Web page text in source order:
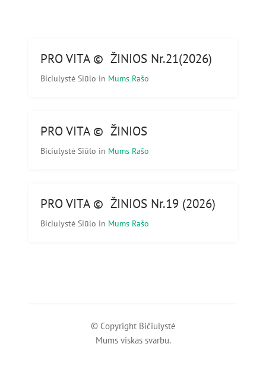
PRO VITA © ŽINIOS Nr.21(2026)
Biciulystė Siūlo in Mums Rašo
PRO VITA © ŽINIOS
Biciulystė Siūlo in Mums Rašo
PRO VITA © ŽINIOS Nr.19 (2026)
Biciulystė Siūlo in Mums Rašo
© Copyright Bičiulystė
Mums viskas svarbu.